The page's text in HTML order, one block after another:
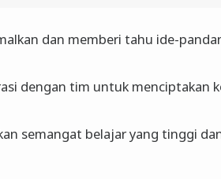
dan memberi tahu ide-
dengan tim untuk menciptakan
semangat belajar yang tinggi